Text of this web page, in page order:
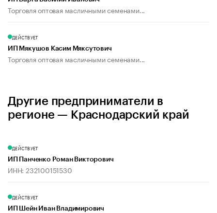
Торговля оптовая масличными семенами...
ДЕЙСТВУЕТ
ИП Мякушов Касим Мяксутович
Торговля оптовая масличными семенами...
Другие предприниматели в
регионе — Краснодарский край
ДЕЙСТВУЕТ
ИП Панченко Роман Викторович
ИНН: 232100151530
ДЕЙСТВУЕТ
ИП Шейн Иван Владимирович